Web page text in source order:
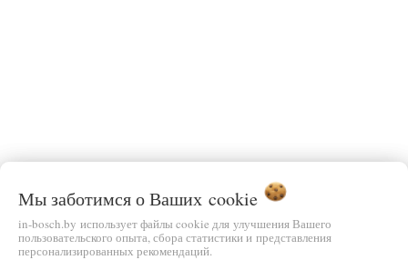
Мы заботимся о Ваших cookie
in-bosch.by использует файлы cookie для улучшения Вашего
пользовательского опыта, сбора статистики и представления
персонализированных рекомендаций.